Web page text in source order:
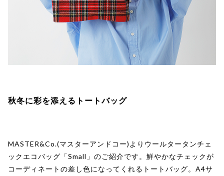
秋冬に彩を添えるトートバッグ
MASTER&Co.(マスターアンドコー)よりウールタータンチェ
ックエコバッグ「Small」のご紹介です。鮮やかなチェックが
コーディネートの差し色になってくれるトートバッグ。A4サ